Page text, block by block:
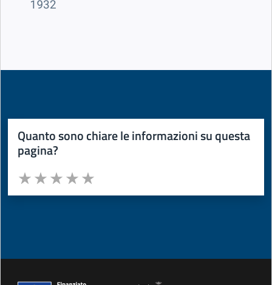
1932
Quanto sono chiare le informazioni su questa
pagina?
Valuta da 1 a 5 stelle la pagina
Valuta 4 stelle su 5
Valuta 3 stelle su 5
Valuta 2 stelle su 5
Valuta 1 stelle su 5